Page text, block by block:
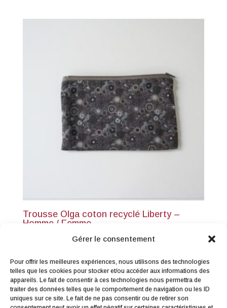
Gérer le consentement
Pour offrir les meilleures expériences, nous utilisons des technologies
telles que les cookies pour stocker et/ou accéder aux informations des
appareils. Le fait de consentir à ces technologies nous permettra de
traiter des données telles que le comportement de navigation ou les ID
uniques sur ce site. Le fait de ne pas consentir ou de retirer son
Trousse Olga coton recyclé Liberty –
Homme / Femme